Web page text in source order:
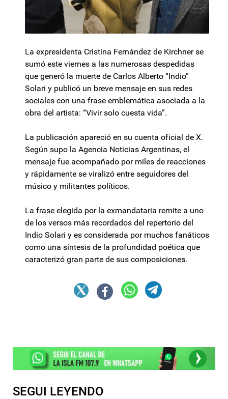
La expresidenta Cristina Fernández de Kirchner se
sumó este viernes a las numerosas despedidas
que generó la muerte de Carlos Alberto “Indio”
Solari y publicó un breve mensaje en sus redes
sociales con una frase emblemática asociada a la
obra del artista: “Vivir solo cuesta vida”.
La publicación apareció en su cuenta oficial de X.
Según supo la Agencia Noticias Argentinas, el
mensaje fue acompañado por miles de reacciones
y rápidamente se viralizó entre seguidores del
músico y militantes políticos.
La frase elegida por la exmandataria remite a uno
de los versos más recordados del repertorio del
Indio Solari y es considerada por muchos fanáticos
como una síntesis de la profundidad poética que
caracterizó gran parte de sus composiciones.
SEGUI LEYENDO